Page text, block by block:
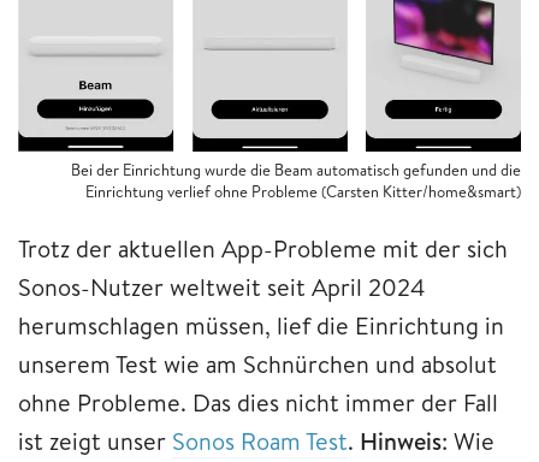
Bei der Einrichtung wurde die Beam automatisch gefunden und die
Einrichtung verlief ohne Probleme (Carsten Kitter/home&smart)
Trotz der aktuellen App-Probleme mit der sich
Sonos-Nutzer weltweit seit April 2024
herumschlagen müssen, lief die Einrichtung in
unserem Test wie am Schnürchen und absolut
ohne Probleme. Das dies nicht immer der Fall
ist zeigt unser Sonos Roam Test. Hinweis: Wie